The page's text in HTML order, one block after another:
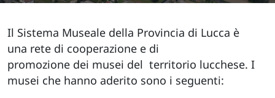
Il Sistema Museale della Provincia di Lucca è
una rete di cooperazione e di
promozione dei musei del territorio lucchese. I
musei che hanno aderito sono i seguenti: